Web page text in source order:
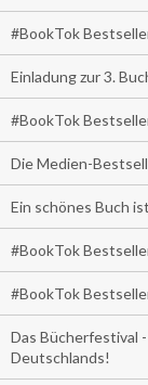
#BookTok
Einladung zur 3.
#BookTok
Die Medien-
Ein schönes Buch
#BookTok
#BookTok
Das Bücherfestival
Deutschlands!